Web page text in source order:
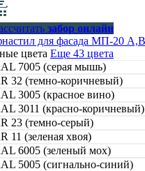
забор онлайн
цвета Еще 43 цвета
7005 (серая мышь)
32 (темно-коричневый)
3005 (красное вино)
3011 (красно-коричневый)
23 (темно-серый)
11 (зеленая хвоя)
6005 (зеленый мох)
5005 (сигнально-синий)